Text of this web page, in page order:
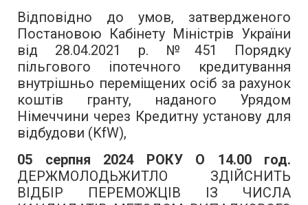
Відповідно до умов, затвердженого
Постановою Кабінету Міністрів України
від 28.04.2021 р. №451 Порядку
пільгового іпотечного кредитування
внутрішньо переміщених осіб за рахунок
коштів гранту, наданого Урядом
Німеччини через Кредитну установу для
відбудови (KfW),
05 серпня 2024 РОКУ О 14.00 год.
ДЕРЖМОЛОДЬЖИТЛО ЗДІЙСНИТЬ
ВІДБІР ПЕРЕМОЖЦІВ ІЗ ЧИСЛА